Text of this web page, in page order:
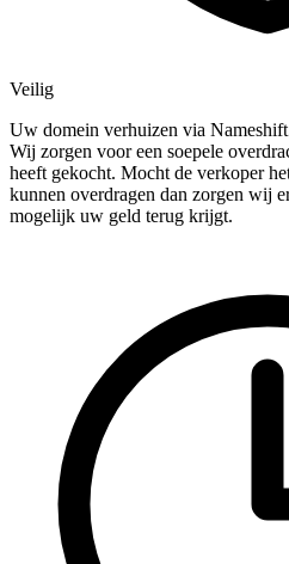
Veilig
Uw domein verhuizen via
Wij zorgen voor een soepele
heeft gekocht. Mocht de verkoper
kunnen overdragen dan zorgen wij
mogelijk uw geld terug krijgt.